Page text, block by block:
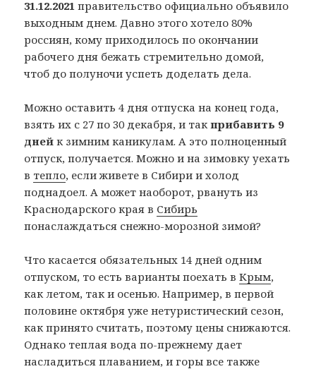
31.12.2021 правительство официально объявило
выходным днем. Давно этого хотело 80%
россиян, кому приходилось по окончании
рабочего дня бежать стремительно домой,
чтоб до полуночи успеть доделать дела.
Можно оставить 4 дня отпуска на конец года,
взять их с 27 по 30 декабря, и такприбавить 9
дней к зимним каникулам. А это полноценный
отпуск, получается. Можно и на зимовку уехать
в тепло, если живете в Сибири и холод
поднадоел. А может наоборот, рвануть из
Краснодарского края в Сибирь
понаслаждаться снежно-морозной зимой?
Что касается обязательных 14 дней одним
отпуском, то есть варианты поехать вКрым,
как летом, так и осенью. Например, в первой
половине октября уже нетуристический сезон,
как принято считать, поэтому цены снижаются.
Однако теплая вода по-прежнему дает
насладиться плаванием, и горы все также